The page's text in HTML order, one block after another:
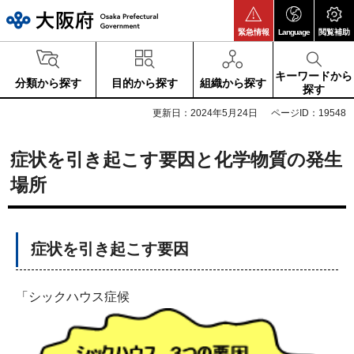
緊急情報 Language 閲覧補助
分類から探す 目的から探す 組織から探す
キーワードから
探す
更新日：2024年5月24日 ページID：19548
症状を引き起こす要因と化学物質の発生
場所
症状を引き起こす要因
「シックハウス症候